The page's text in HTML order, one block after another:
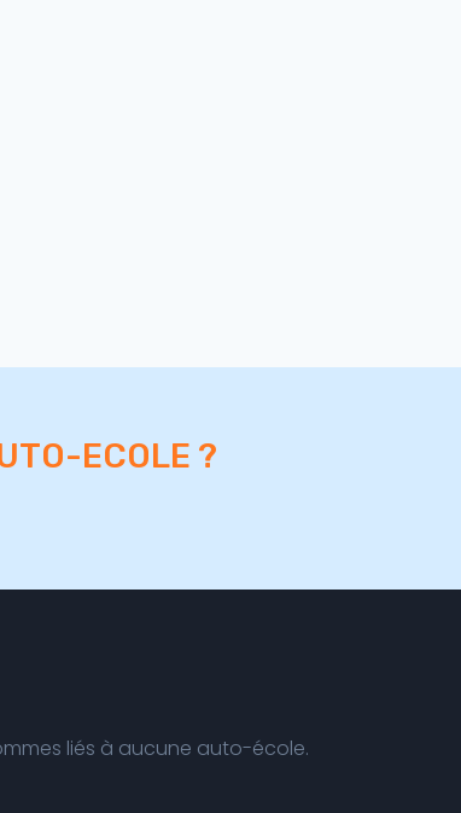
ECOLE ?
liés à aucune auto-école.